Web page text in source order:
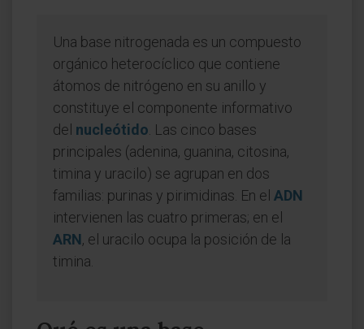
Una base nitrogenada es un compuesto
orgánico heterocíclico que contiene
átomos de nitrógeno en su anillo y
constituye el componente informativo
del nucleótido . Las cinco bases
principales (adenina, guanina, citosina,
timina y uracilo) se agrupan en dos
familias: purinas y pirimidinas. En el ADN
intervienen las cuatro primeras; en el
ARN, el uracilo ocupa la posición de la
timina.